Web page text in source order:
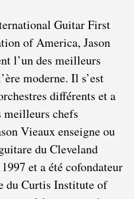
Guitar First
of America, Jason
l’un des meilleurs
moderne. Il s’est
différents et a
meilleurs chefs
Vieaux enseigne ou
du Cleveland
et a été cofondateur
du Curtis Institute of